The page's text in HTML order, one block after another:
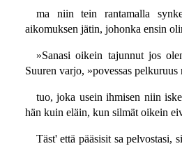
ma niin tein rantamalla
aikomuksen jätin, johonka ensin
»Sanasi oikein tajunnut jos
Suuren varjo, »povessas
tuo, joka usein ihmisen niin
hän kuin eläin, kun silmät oikein
Täst' että pääsisit sa pelvostasi,